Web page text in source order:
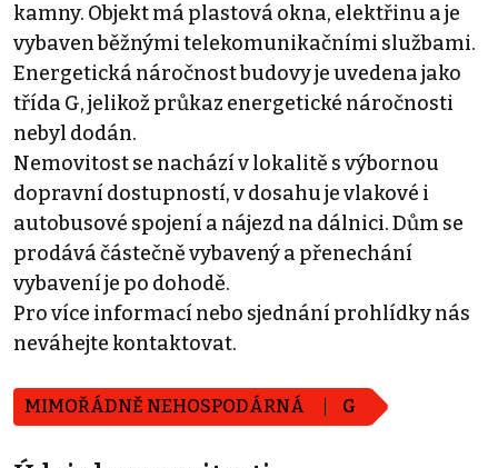
kamny. Objekt má plastová okna, elektřinu a je
vybaven běžnými telekomunikačními službami.
Energetická náročnost budovy je uvedena jako
třída G, jelikož průkaz energetické náročnosti
nebyl dodán.
Nemovitost se nachází v lokalitě s výbornou
dopravní dostupností, v dosahu je vlakové i
autobusové spojení a nájezd na dálnici. Dům se
prodává částečně vybavený a přenechání
vybavení je po dohodě.
Pro více informací nebo sjednání prohlídky nás
neváhejte kontaktovat.
MIMOŘÁDNĚ NEHOSPODÁRNÁ G